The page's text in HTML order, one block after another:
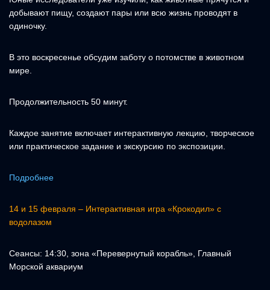
добывают пищу, создают пары или всю жизнь проводят в
одиночку.
В это воскресенье обсудим заботу о потомстве в животном
мире.
Продолжительность 50 минут.
Каждое занятие включает интерактивную лекцию, творческое
или практическое задание и экскурсию по экспозиции.
Подробнее
14 и 15 февраля – Интерактивная игра «Крокодил» с
водолазом
Сеансы: 14:30, зона «Перевернутый корабль», Главный
Морской аквариум